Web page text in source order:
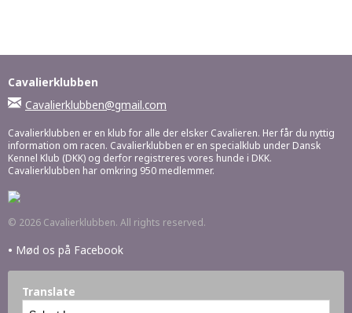
Cavalierklubben
Cavalierklubben@gmail.com
Cavalierklubben er en klub for alle der elsker Cavalieren. Her får du nyttig
information om racen. Cavalierklubben er en specialklub under Dansk
Kennel Klub (DKK) og derfor registreres vores hunde i DKK.
Cavalierklubben har omkring 950 medlemmer.
© 2026 Cavalierklubben. All rights reserved.
• Mød os på Facebook
Translate